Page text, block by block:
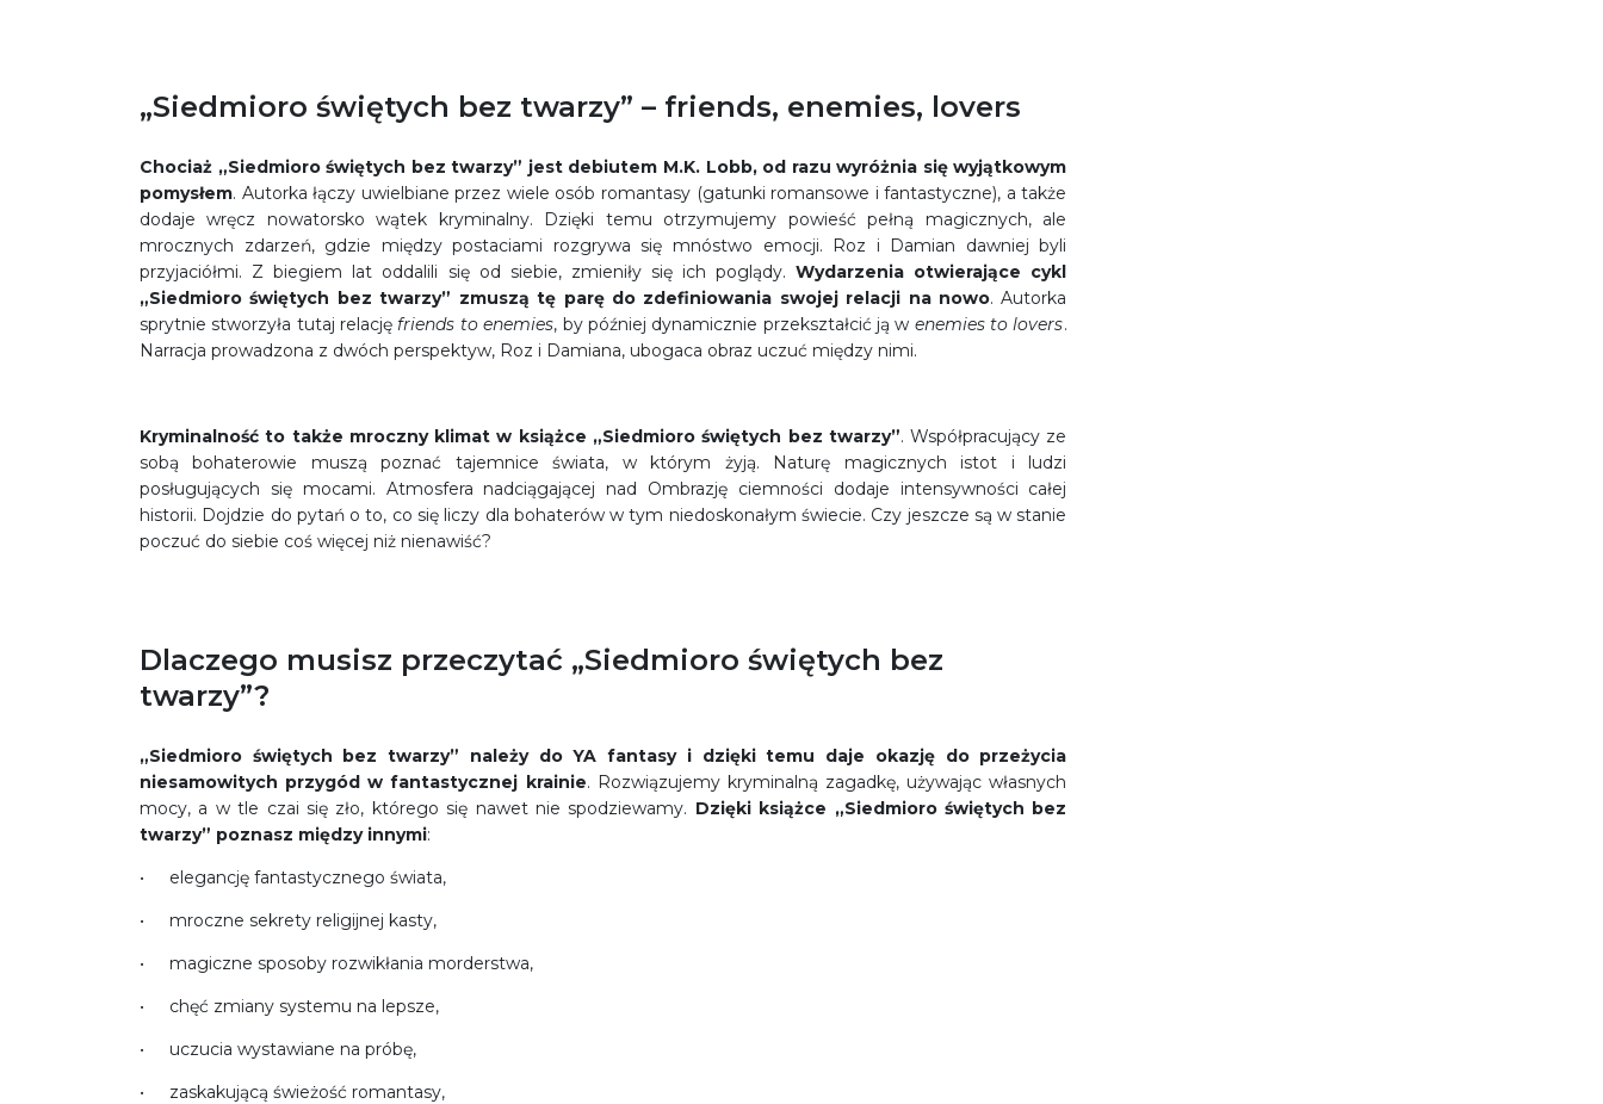
„Siedmioro świętych bez twarzy” – friends, enemies, lovers
Chociaż „Siedmioro świętych bez twarzy” jest debiutem M.K. Lobb, od razu wyróżnia się wyjątkowym
pomysłem. Autorka łączy uwielbiane przez wiele osób romantasy (gatunki romansowe i fantastyczne), a także
dodaje wręcz nowatorsko wątek kryminalny. Dzięki temu otrzymujemy powieść pełną magicznych, ale
mrocznych zdarzeń, gdzie między postaciami rozgrywa się mnóstwo emocji. Roz i Damian dawniej byli
przyjaciółmi. Z biegiem lat oddalili się od siebie, zmieniły się ich poglądy.Wydarzenia otwierające cykl
„Siedmioro świętych bez twarzy” zmuszą tę parę do zdefiniowania swojej relacji na nowo. Autorka
sprytnie stworzyła tutaj relację friends to enemies, by później dynamicznie przekształcić ją w enemies to lovers.
Narracja prowadzona z dwóch perspektyw, Roz i Damiana, ubogaca obraz uczuć między nimi.
Kryminalność to także mroczny klimat w książce „Siedmioro świętych bez twarzy”. Współpracujący ze
sobą bohaterowie muszą poznać tajemnice świata, w którym żyją. Naturę magicznych istot i ludzi
posługujących się mocami. Atmosfera nadciągającej nad Ombrazję ciemności dodaje intensywności całej
historii. Dojdzie do pytań o to, co się liczy dla bohaterów w tym niedoskonałym świecie. Czy jeszcze są w stanie
poczuć do siebie coś więcej niż nienawiść?
Dlaczego musisz przeczytać „Siedmioro świętych bez
twarzy”?
„Siedmioro świętych bez twarzy” należy do YA fantasy i dzięki temu daje okazję do przeżycia
niesamowitych przygód w fantastycznej krainie. Rozwiązujemy kryminalną zagadkę, używając własnych
mocy, a w tle czai się zło, którego się nawet nie spodziewamy. Dzięki książce „Siedmioro świętych bez
twarzy” poznasz między innymi:
elegancję fantastycznego świata,
mroczne sekrety religijnej kasty,
magiczne sposoby rozwikłania morderstwa,
chęć zmiany systemu na lepsze,
uczucia wystawiane na próbę,
zaskakującą świeżość romantasy,